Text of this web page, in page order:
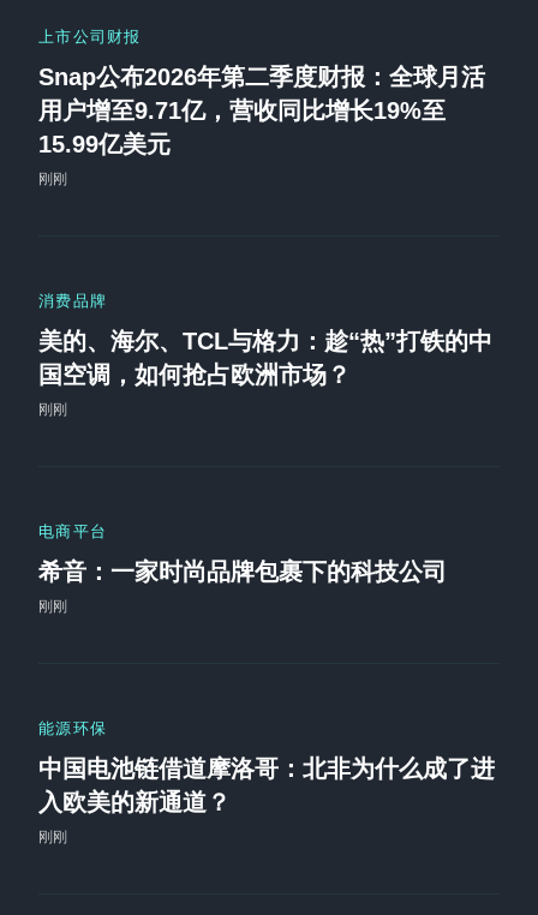
上市公司财报
Snap公布2026年第二季度财报：全球月活
用户增至9.71亿，营收同比增长19%至
15.99亿美元
刚刚
消费品牌
美的、海尔、TCL与格力：趁“热”打铁的中
国空调，如何抢占欧洲市场？
刚刚
电商平台
希音：一家时尚品牌包裹下的科技公司
刚刚
能源环保
中国电池链借道摩洛哥：北非为什么成了进
入欧美的新通道？
刚刚